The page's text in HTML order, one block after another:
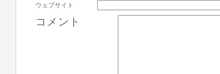
ウェブサイト
コメント